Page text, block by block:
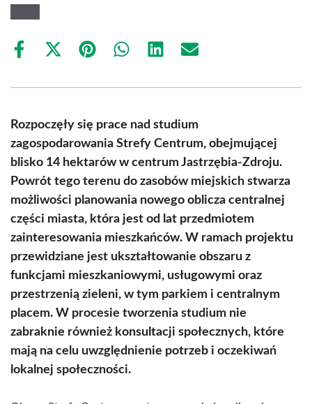
Share
Share
(Twitter)
Share Share Share Share
Rozpoczęły się prace nad studium
zagospodarowania Strefy Centrum, obejmującej
blisko 14 hektarów w centrum Jastrzębia-Zdroju.
Powrót tego terenu do zasobów miejskich stwarza
możliwości planowania nowego oblicza centralnej
części miasta, która jest od lat przedmiotem
zainteresowania mieszkańców. W ramach projektu
przewidziane jest ukształtowanie obszaru z
funkcjami mieszkaniowymi, usługowymi oraz
przestrzenią zieleni, w tym parkiem i centralnym
placem. W procesie tworzenia studium nie
zabraknie również konsultacji społecznych, które
mają na celu uwzględnienie potrzeb i oczekiwań
lokalnej społeczności.